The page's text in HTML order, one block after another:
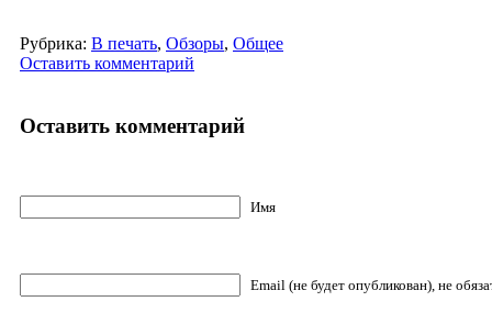
Рубрика: В печать, Обзоры, Общее
Оставить комментарий
Оставить комментарий
Имя
Email (не будет опубликован), не